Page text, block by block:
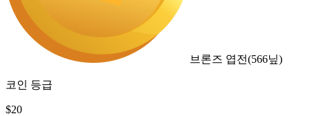
브론즈 엽전(566닢)
코인 등급
$20